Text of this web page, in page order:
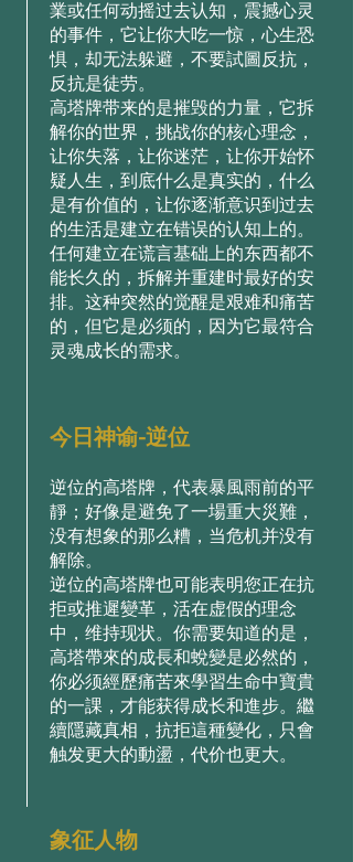
業或任何动摇过去认知，震撼心灵
的事件，它让你大吃一惊，心生恐
惧，却无法躲避，不要試圖反抗，
反抗是徒劳。
高塔牌带来的是摧毁的力量，它拆
解你的世界，挑战你的核心理念，
让你失落，让你迷茫，让你开始怀
疑人生，到底什么是真实的，什么
是有价值的，让你逐渐意识到过去
的生活是建立在错误的认知上的。
任何建立在谎言基础上的东西都不
能长久的，拆解并重建时最好的安
排。这种突然的觉醒是艰难和痛苦
的，但它是必须的，因为它最符合
灵魂成长的需求。
今日神谕-逆位
逆位的高塔牌，代表暴風雨前的平
靜；好像是避免了一場重大災難，
没有想象的那么糟，当危机并没有
解除。
逆位的高塔牌也可能表明您正在抗
拒或推遲變革，活在虚假的理念
中，维持现状。你需要知道的是，
高塔帶來的成長和蛻變是必然的，
你必须經歷痛苦來學習生命中寶貴
的一課，才能获得成长和進步。繼
續隱藏真相，抗拒這種變化，只會
触发更大的動盪，代价也更大。
象征人物